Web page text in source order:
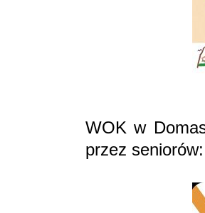
WOK w
przez seniorów: